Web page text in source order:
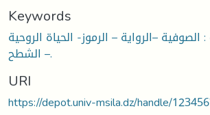
Keywords
الصوفية –الرواية – الرموز- الحياة الروحية
– الشطح.
URI
https://depot.univ-msila.dz/handle/